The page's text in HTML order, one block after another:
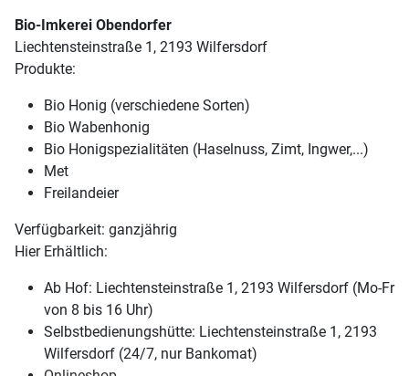
Bio-Imkerei Obendorfer
Liechtensteinstraße 1, 2193 Wilfersdorf
Produkte:
Bio Honig (verschiedene Sorten)
Bio Wabenhonig
Bio Honigspezialitäten (Haselnuss, Zimt, Ingwer,...)
Met
Freilandeier
Verfügbarkeit: ganzjährig
Hier Erhältlich:
Ab Hof: Liechtensteinstraße 1, 2193 Wilfersdorf (Mo-Fr
von 8 bis 16 Uhr)
Selbstbedienungshütte: Liechtensteinstraße 1, 2193
Wilfersdorf (24/7, nur Bankomat)